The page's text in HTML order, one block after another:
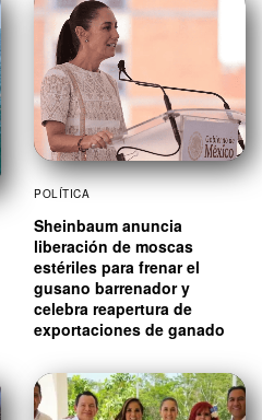
POLÍTICA
Sheinbaum anuncia
liberación de moscas
estériles para frenar el
gusano barrenador y
celebra reapertura de
exportaciones de ganado